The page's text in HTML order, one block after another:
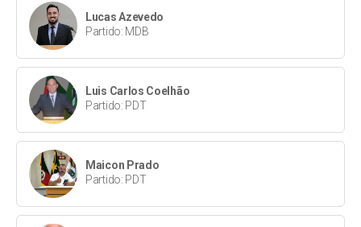
Lucas Azevedo
Partido: MDB
Luis Carlos Coelhão
Partido: PDT
Maicon Prado
Partido: PDT